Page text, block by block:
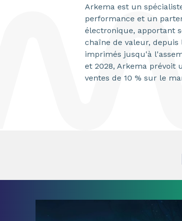
Arkema est un
performance et un
électronique, apportant
chaîne de valeur,
imprimés jusqu'à
et 2028, Arkema prévoit
ventes de 10 % sur le